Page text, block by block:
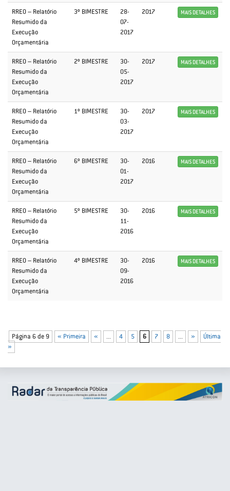
RREO – Relatório
Resumido da
Execução
Orçamentária
3º BIMESTRE
28-
07-
2017
2017 MAIS DETALHES
RREO – Relatório
Resumido da
Execução
Orçamentária
2º BIMESTRE
30-
05-
2017
2017 MAIS DETALHES
RREO – Relatório
Resumido da
Execução
Orçamentária
1º BIMESTRE
30-
03-
2017
2017 MAIS DETALHES
RREO – Relatório
Resumido da
Execução
Orçamentária
6º BIMESTRE
30-
01-
2017
2016 MAIS DETALHES
RREO – Relatório
Resumido da
Execução
Orçamentária
5º BIMESTRE
30-
11-
2016
2016 MAIS DETALHES
RREO – Relatório
Resumido da
Execução
Orçamentária
4º BIMESTRE
30-
09-
2016
2016 MAIS DETALHES
Página 6 de 9 « Primeira « ... 4 5 6 7 8 ... »
Última
»